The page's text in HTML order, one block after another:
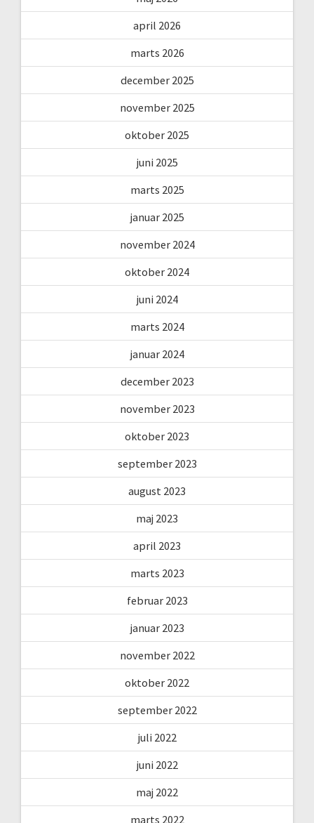
april 2026
marts 2026
december 2025
november 2025
oktober 2025
juni 2025
marts 2025
januar 2025
november 2024
oktober 2024
juni 2024
marts 2024
januar 2024
december 2023
november 2023
oktober 2023
september 2023
august 2023
maj 2023
april 2023
marts 2023
februar 2023
januar 2023
november 2022
oktober 2022
september 2022
juli 2022
juni 2022
maj 2022
marts 2022